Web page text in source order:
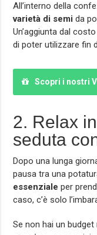
All’interno della
varietà di semi da
Un’aggiunta dal
di poter utilizzare fin
Scopri i nostri
2. Relax
seduta
Dopo una lunga
pausa tra una
essenzialeper
caso, c’è solo
Se non hai un